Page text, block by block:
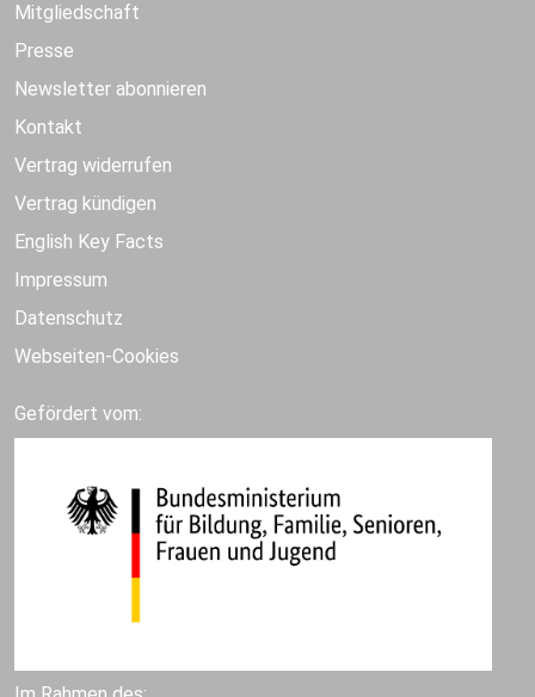
Mitgliedschaft
Presse
Newsletter abonnieren
Kontakt
Vertrag widerrufen
Vertrag kündigen
English Key Facts
Impressum
Datenschutz
Webseiten-Cookies
Gefördert vom: